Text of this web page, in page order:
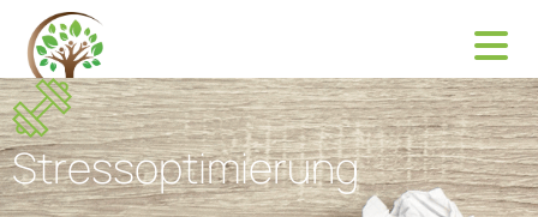
Stressoptimierung